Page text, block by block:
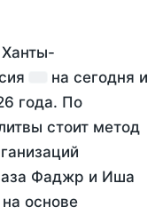
на сегодня и
года. По
стоит метод
Фаджр и Иша
основе